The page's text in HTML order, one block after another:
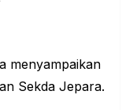
menyampaikan
Sekda Jepara.